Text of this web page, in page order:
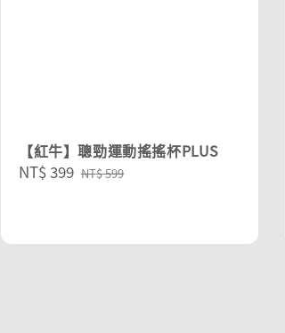
【紅牛】聰勁運動搖搖杯PLUS
Sale
NT$ 399 Regular
NT$ 599